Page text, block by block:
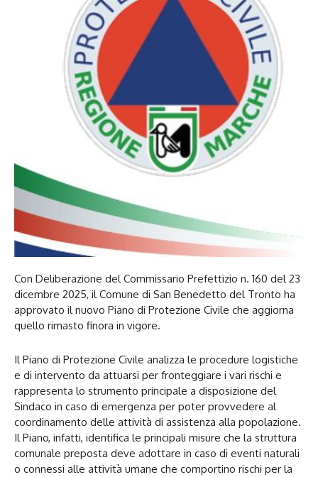
Con Deliberazione del Commissario Prefettizio n. 160 del 23
dicembre 2025, il Comune di San Benedetto del Tronto ha
approvato il nuovo Piano di Protezione Civile che aggiorna
quello rimasto finora in vigore.
Il Piano di Protezione Civile analizza le procedure logistiche
e di intervento da attuarsi per fronteggiare i vari rischi e
rappresenta lo strumento principale a disposizione del
Sindaco in caso di emergenza per poter provvedere al
coordinamento delle attività di assistenza alla popolazione.
Il Piano, infatti, identifica le principali misure che la struttura
comunale preposta deve adottare in caso di eventi naturali
o connessi alle attività umane che comportino rischi per la